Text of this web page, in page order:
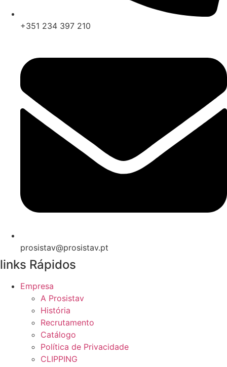
+351 234 397 210
prosistav@prosistav.pt
links Rápidos
Empresa
A Prosistav
História
Recrutamento
Catálogo
Política de Privacidade
CLIPPING